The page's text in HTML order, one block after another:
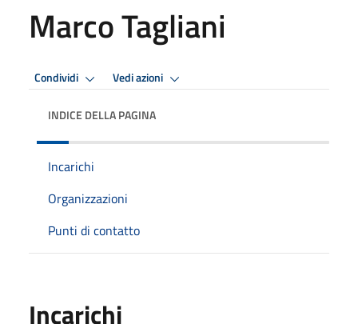
Marco Tagliani
Condividi Vedi azioni
INDICE DELLA PAGINA
Incarichi
Organizzazioni
Punti di contatto
Incarichi